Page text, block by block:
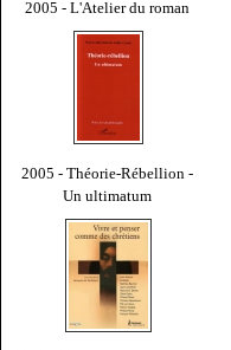
2005 - L'Atelier du roman
2005 - Théorie-Rébellion -
Un ultimatum